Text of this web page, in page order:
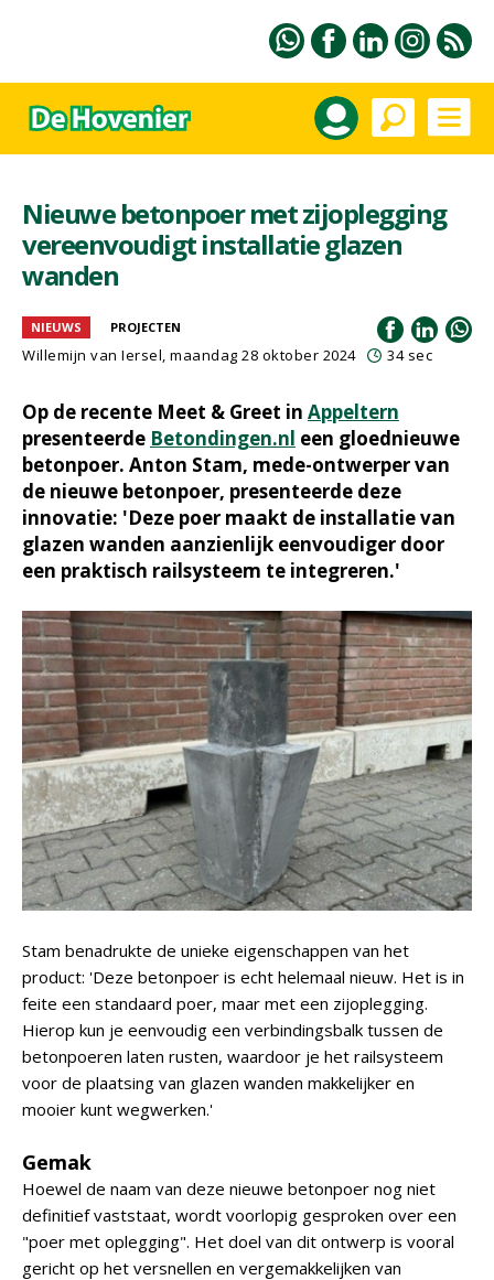
Nieuwe betonpoer met zijoplegging
vereenvoudigt installatie glazen
wanden
NIEUWS PROJECTEN
Willemijn van Iersel, maandag 28 oktober 2024 34 sec
Op de recente Meet & Greet in Appeltern
presenteerde Betondingen.nl een gloednieuwe
betonpoer. Anton Stam, mede-ontwerper van
de nieuwe betonpoer, presenteerde deze
innovatie: 'Deze poer maakt de installatie van
glazen wanden aanzienlijk eenvoudiger door
een praktisch railsysteem te integreren.'
Stam benadrukte de unieke eigenschappen van het
product: 'Deze betonpoer is echt helemaal nieuw. Het is in
feite een standaard poer, maar met een zijoplegging.
Hierop kun je eenvoudig een verbindingsbalk tussen de
betonpoeren laten rusten, waardoor je het railsysteem
voor de plaatsing van glazen wanden makkelijker en
mooier kunt wegwerken.'
Gemak
Hoewel de naam van deze nieuwe betonpoer nog niet
definitief vaststaat, wordt voorlopig gesproken over een
"poer met oplegging". Het doel van dit ontwerp is vooral
gericht op het versnellen en vergemakkelijken van